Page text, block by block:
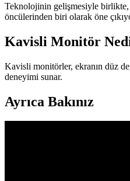
Teknolojinin gelişmesiyle birlikte,
öncülerinden biri olarak öne
Kavisli Monitör
Kavisli monitörler, ekranın düz
deneyimi sunar.
Ayrıca Bakınız
Digitus’un çift monitör tutucu